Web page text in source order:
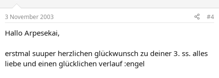
3 November 2003 #4
Hallo Arpesekai,
erstmal suuper herzlichen glückwunsch zu deiner 3. ss. alles
liebe und einen glücklichen verlauf :engel